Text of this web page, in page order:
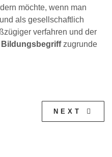
möchte, wenn man
als gesellschaftlich
verfahren und der
Bildungsbegriffzugrunde
NEXT